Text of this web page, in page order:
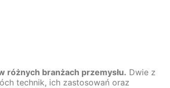
różnych branżach przemysłu. Dwie z
technik, ich zastosowań oraz